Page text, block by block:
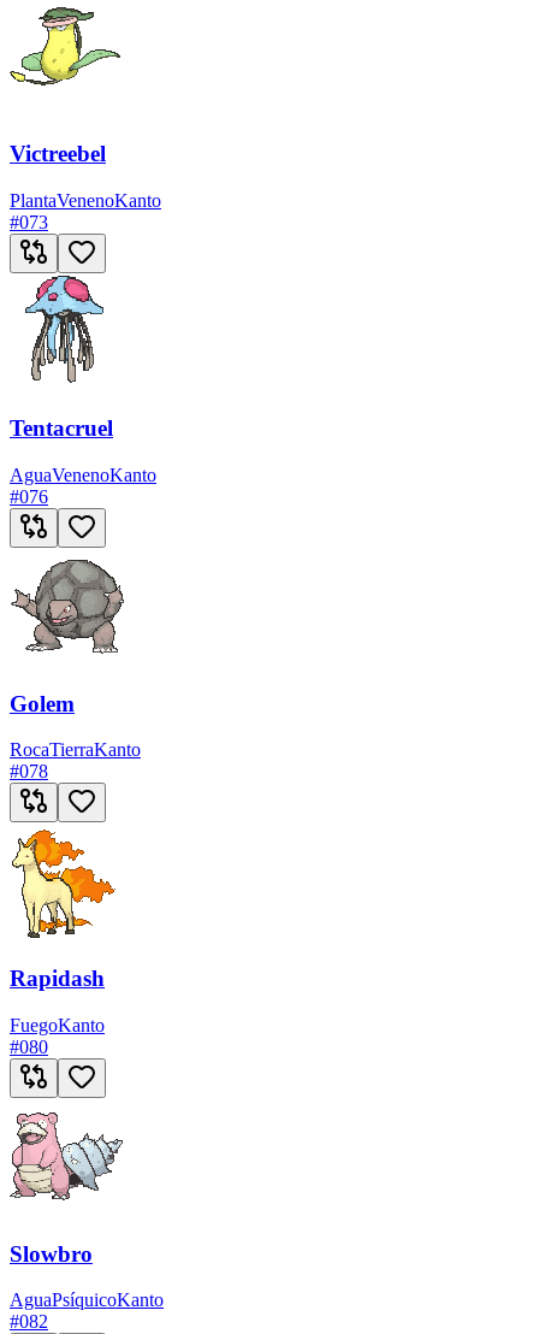
Victreebel
PlantaVenenoKanto
#073
Tentacruel
AguaVenenoKanto
#076
Golem
RocaTierraKanto
#078
Rapidash
FuegoKanto
#080
Slowbro
AguaPsíquicoKanto
#082